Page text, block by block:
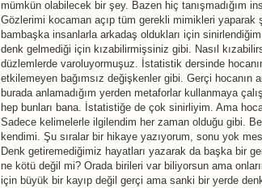
mümkün olabilecek bir şey. Bazen hiç tanışmadığım
Gözlerimi kocaman açıp tüm gerekli mimikleri yaparak
bambaşka insanlarla arkadaş oldukları için
denk gelmediği için kızabilirmişsiniz gibi. Nasıl
düzlemlerde varoluyormuşuz. İstatistik dersinde
etkilemeyen bağımsız değişkenler gibi. Gerçi hocanın
burada anlamadığım yerden metaforlar kullanmaya
hep bunları bana. İstatistiğe de çok sinirliyim. Ama
Sadece kelimelerle ilgilendim her zaman olduğu gibi.
kendimi. Şu sıralar bir hikaye yazıyorum, sonu yok
Denk getiremediğimiz hayatları yazarak da başka bir
ne kötü değil mi? Orada birileri var biliyorsun ama
için büyük bir kayıp değil gerçi ama sanki bir yerde